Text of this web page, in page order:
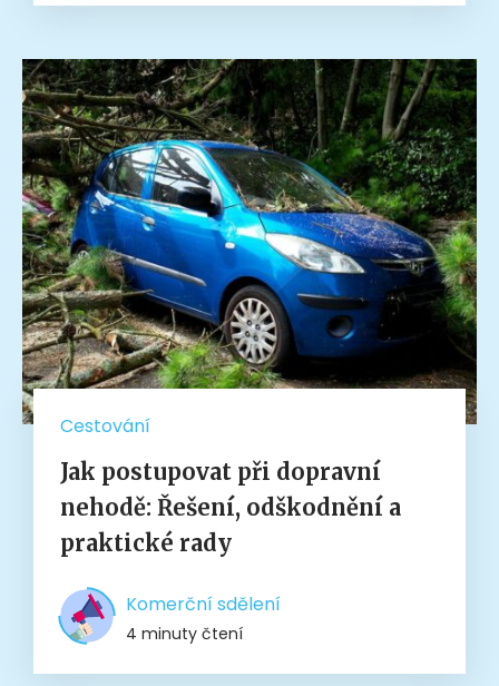
Cestování
Jak postupovat při dopravní
nehodě: Řešení, odškodnění a
praktické rady
Komerční sdělení
4 minuty čtení